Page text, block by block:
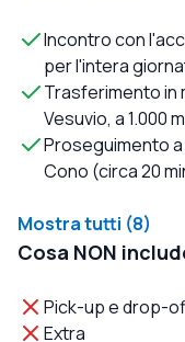
Incontro con
per l'intera
Trasferimento in
Vesuvio, a 1.000
Proseguimento
Cono (circa 20
Mostra tutti (8)
Cosa NON
Pick-up e drop-
Extra